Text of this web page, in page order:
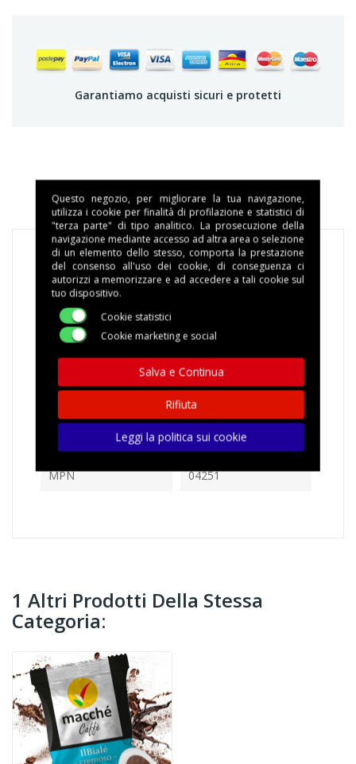
Garantiamo acquisti sicuri e protetti
DETTAGLI DEL PRODOTTO
Marca MACCHE'
Riferimento C1MAMEIN0050A
27 Articoli
8057733982075
MPN 04251
1 Altri Prodotti Della Stessa
Categoria:
Questo negozio, per migliorare la tua navigazione,
utilizza i cookie per finalità di profilazione e statistici di
"terza parte" di tipo analitico. La prosecuzione della
navigazione mediante accesso ad altra area o selezione
di un elemento dello stesso, comporta la prestazione
del consenso all'uso dei cookie, di conseguenza ci
autorizzi a memorizzare e ad accedere a tali cookie sul
tuo dispositivo.
Cookie statistici
Cookie marketing e social
Salva e Continua
Rifiuta
Leggi la politica sui cookie